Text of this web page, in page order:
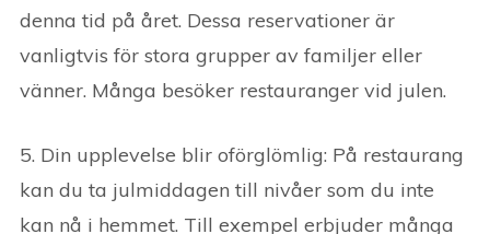
denna tid på året. Dessa reservationer är
vanligtvis för stora grupper av familjer eller
vänner. Många besöker restauranger vid julen.
5. Din upplevelse blir oförglömlig: På restaurang
kan du ta julmiddagen till nivåer som du inte
kan nå i hemmet. Till exempel erbjuder många